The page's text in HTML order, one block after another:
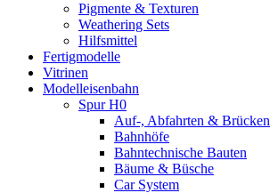
Pigmente & Texturen
Weathering Sets
Hilfsmittel
Fertigmodelle
Vitrinen
Modelleisenbahn
Spur H0
Auf-, Abfahrten & Brücken
Bahnhöfe
Bahntechnische Bauten
Bäume & Büsche
Car System